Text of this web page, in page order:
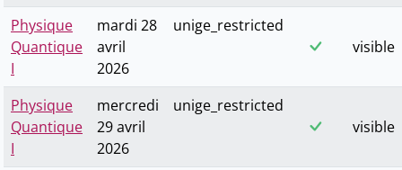
Physique
Quantique
I
mardi 28
avril
2026
unige_restricted
visible
Physique
Quantique
I
mercredi
29 avril
2026
unige_restricted
visible